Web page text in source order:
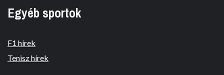
Egyéb sportok
F1 hírek
Tenisz hírek